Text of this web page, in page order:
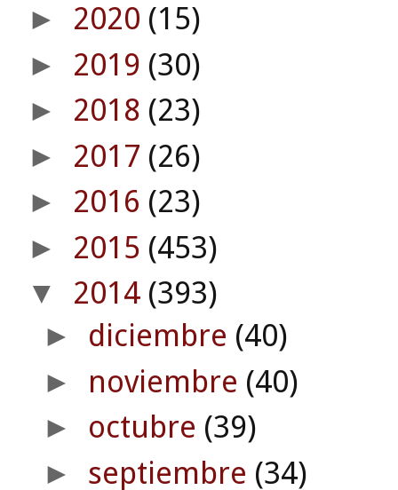
► 2020 (15)
► 2019 (30)
► 2018 (23)
► 2017 (26)
► 2016 (23)
► 2015 (453)
▼ 2014 (393)
► diciembre (40)
► noviembre (40)
► octubre (39)
► septiembre (34)